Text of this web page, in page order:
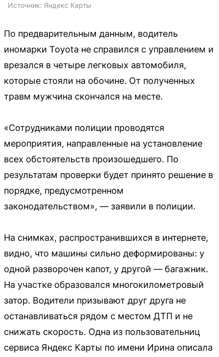
Источник: Яндекс Карты
По предварительным данным, водитель
иномарки Toyota не справился с управлением и
врезался в четыре легковых автомобиля,
которые стояли на обочине. От полученных
травм мужчина скончался на месте.
«Сотрудниками полиции проводятся
мероприятия, направленные на установление
всех обстоятельств произошедшего. По
результатам проверки будет принято решение в
порядке, предусмотренном
законодательством», — заявили в полиции.
На снимках, распространившихся в интернете,
видно, что машины сильно деформированы: у
одной разворочен капот, у другой — багажник.
На участке образовался многокилометровый
затор. Водители призывают друг друга не
останавливаться рядом с местом ДТП и не
снижать скорость. Одна из пользовательниц
сервиса Яндекс Карты по имени Ирина описала